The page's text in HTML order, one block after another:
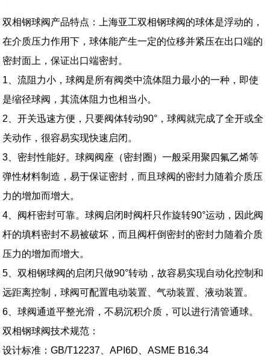
双相钢球阀产品特点：上海亚工双相钢球阀的球体是浮动的，
在介质压力作用下，球体能产生一定的位移并紧压在出口端的
密封面上，保证出口端密封。
1、流阻力小，球阀是所有阀类中流体阻力最小的一种，即使
是缩径球阀，其流体阻力也相当小。
2、开关迅速方便，只要阀体转动90°，球阀就完成了全开或全
关动作，很容易实现快速启闭。
3、密封性能好。球阀阀座（密封圈）一般采用聚四氟乙烯等
弹性材料制造，易于保证密封，而且球阀的密封力随着介质压
力的增加而增大。
4、阀杆密封可靠。球阀启闭时阀杆只作旋转90°运动，因此阀
杆的填料密封不易被破坏，而且阀杆倒密封的密封力随着介质
压力的增加而增大。
5、双相钢球阀的启闭只做90°转动，故容易实现自动化控制和
远距离控制，球阀可配置电动装置、气动装置、液动装置。
6、球阀通道平整光滑，不易沉积介质，可以进行清管通球。
双相钢球阀技术规范：
设计标准：GB/T12237、API6D、ASME B16.34